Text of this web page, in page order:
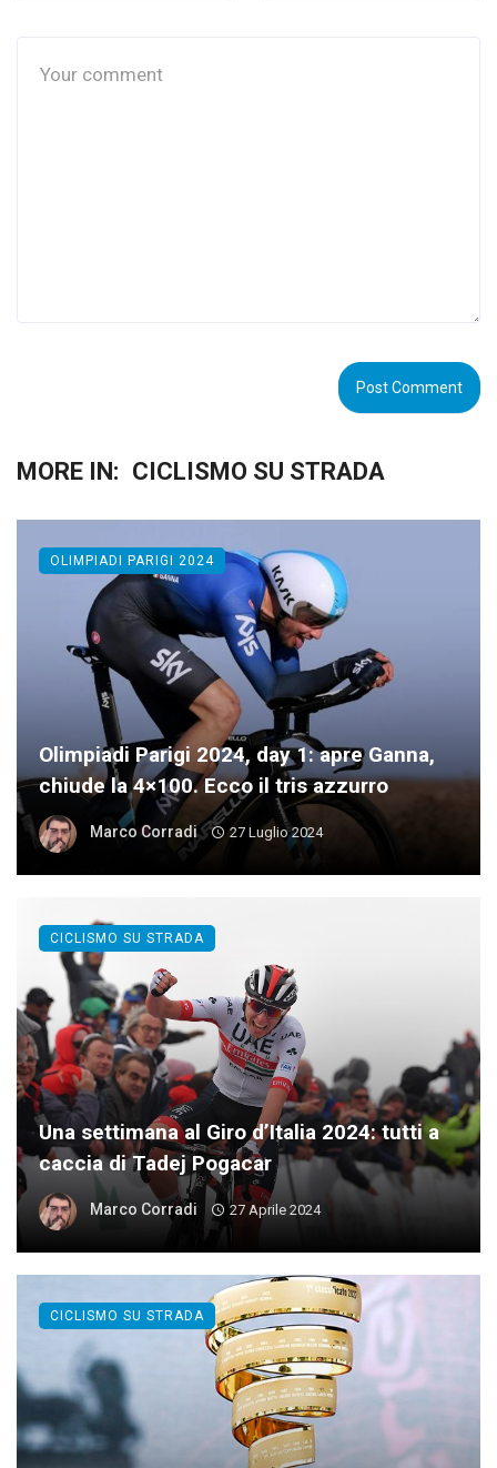
MORE IN: CICLISMO SU STRADA
Olimpiadi Parigi 2024, day 1: apre Ganna,
chiude la 4×100. Ecco il tris azzurro
Marco Corradi 27 Luglio 2024
OLIMPIADI PARIGI 2024
Una settimana al Giro d’Italia 2024: tutti a
caccia di Tadej Pogacar
Marco Corradi 27 Aprile 2024
CICLISMO SU STRADA
CICLISMO SU STRADA